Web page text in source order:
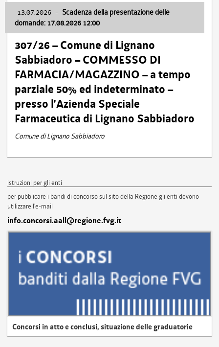
13.07.2026 - Scadenza della presentazione delle
domande: 17.08.2026 12:00
307/26 – Comune di Lignano
Sabbiadoro – COMMESSO DI
FARMACIA/MAGAZZINO – a tempo
parziale 50% ed indeterminato –
presso l’Azienda Speciale
Farmaceutica di Lignano Sabbiadoro
Comune di Lignano Sabbiadoro
istruzioni per gli enti
per pubblicare i bandi di concorso sul sito della Regione gli enti devono
utilizzare l'e-mail
info.concorsi.aall@regione.fvg.it
Concorsi in atto e conclusi, situazione delle graduatorie